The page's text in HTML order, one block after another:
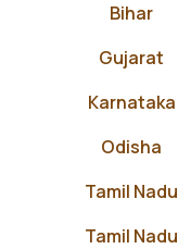
Bihar
Gujarat
Karnataka
Odisha
Tamil Nadu
Tamil Nadu